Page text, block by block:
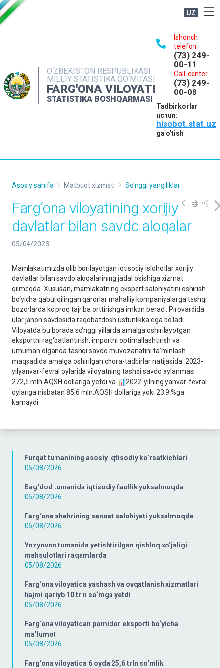
UZ
O‘ZBEKISTON RESPUBLIKASI
MILLIY STATISTIKA QO‘MITASI
FARG'ONA VILOYATI
STATISTIKA BOSHQARMASI
Ishonch
telefon
(73) 249-
00-11
Call-center
(73) 249-
00-08
Tadbirkorlar
uchun:
hisobot.stat.uz
ga o'tish
NASHRLAR
INTERAKTIV XIZMATLAR
MATBUOT XIZMATI
Furqat tumanining asosiy iqtisodiy ko‘rsatkichlari
05/08/2026
Bag‘dod tumanida iqtisodiy faollik yuksalmoqda
05/08/2026
Farg‘ona shahrining sanoat salohiyati yuksalmoqda
05/08/2026
Yozyovon tumanida yetishtirilgan qishloq xo‘jaligi
mahsulotlari raqamlarda
05/08/2026
Farg‘ona viloyatida yashash va ovqatlanish xizmatlari
hajmi qariyb 10 trln so‘mga yetdi
05/08/2026
Farg‘ona viloyatidan pomidor eksporti bo‘yicha
ma’lumot
05/08/2026
Farg‘ona viloyatida 6 oyda 25,6 trln so‘mlik
Asosiy sahifa Matbuot xizmati So'nggi yangiliklar
Farg‘ona viloyatining xorijiy
davlatlar bilan savdo aloqalari
05/04/2023
Mamlakatimizda olib borilayotgan iqtisodiy islohotlar xorijiy
davlatlar bilan savdo aloqalarining jadal o‘sishiga xizmat
qilmoqda. Xususan, mamlakatning eksport salohiyatini oshirish
bo‘yicha qabul qilingan qarorlar mahalliy kompaniyalarga tashqi
bozorlarda ko‘proq tajriba orttirishga imkon beradi. Pirovardida
ular jahon savdosida raqobatdosh ustunlikka ega bo‘ladi.
Viloyatda bu borada so‘nggi yillarda amalga oshirilayotgan
eksportni rag‘batlantirish, importni optimallashtirish va
umuman olganda tashqi savdo muvozanatini taʼminlash
maqsadida amalga oshirilgan chora-tadbirlar natijasida, 2023-
yilyanvar-fevral oylarida viloyatning tashqi savdo aylanmasi
272,5 mln.AQSH dollariga yetdi va 📊2022-yilning yanvar-fevral
oylariga nisbatan 85,6 mln.AQSH dollariga yoki 23,9 %ga
kamaydi.